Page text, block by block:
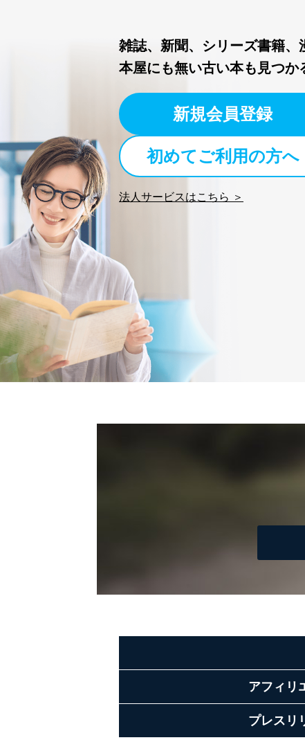
雑誌、新聞、シリーズ書籍、
本屋にも無い古い本も見つか
新規会員登録
初めてご利用の方へ
法人サービスはこちら ＞
アフィリ
プレスリ